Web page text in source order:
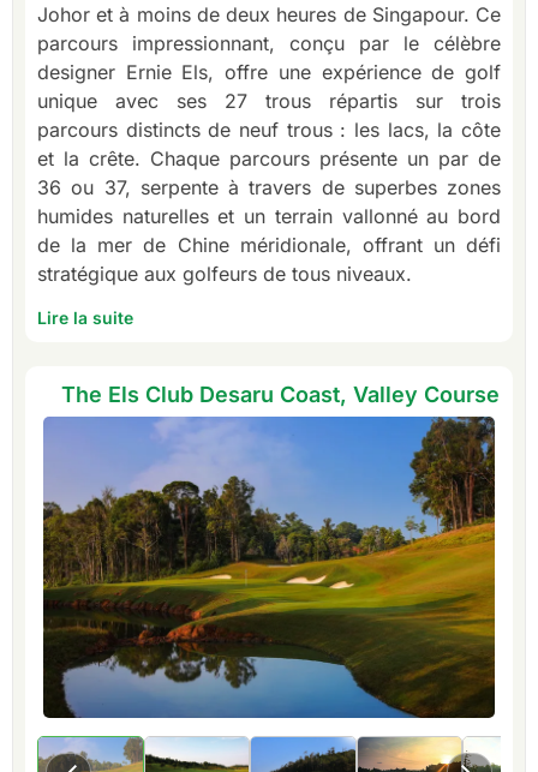
Johor et à moins de deux heures de Singapour. Ce
parcours impressionnant, conçu par le célèbre
designer Ernie Els, offre une expérience de golf
unique avec ses 27 trous répartis sur trois
parcours distincts de neuf trous : les lacs, la côte
et la crête. Chaque parcours présente un par de
36 ou 37, serpente à travers de superbes zones
humides naturelles et un terrain vallonné au bord
de la mer de Chine méridionale, offrant un défi
stratégique aux golfeurs de tous niveaux.
Lire la suite
The Els Club Desaru Coast, Valley Course